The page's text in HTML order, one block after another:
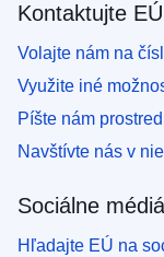
Kontaktujte EÚ
Volajte nám na
Využite iné
Píšte nám
Navštívte nás v
Sociálne médiá
Hľadajte EÚ na